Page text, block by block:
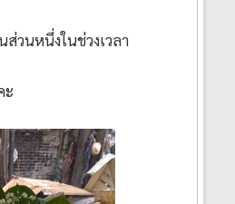
วนหนึ่งในช่วงเวลา
ะ